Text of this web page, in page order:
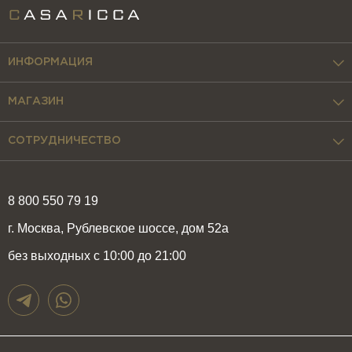
8 800 550 79 19
г. Москва, Рублевское шоссе, дом 52а
без выходных с 10:00 до 21:00
ИНФОРМАЦИЯ
МАГАЗИН
СОТРУДНИЧЕСТВО